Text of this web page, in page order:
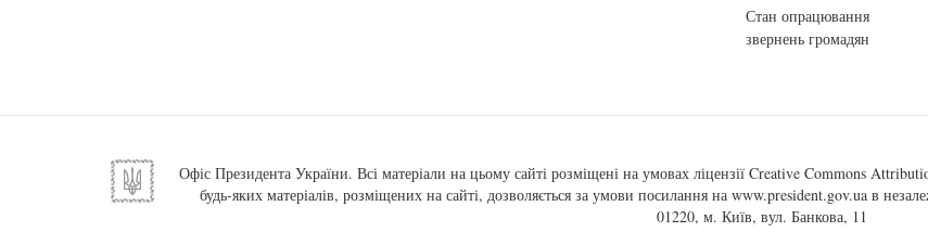
Стан опрацювання
звернень громадян
Офіс Президента України. Всі матеріали на цьому сайті розміщені на умовах ліцензії Creative Commons
будь-яких матеріалів, розміщених на сайті, дозволяється за умови посилання на www.president.gov.ua в
01220, м. Київ, вул. Банкова, 11